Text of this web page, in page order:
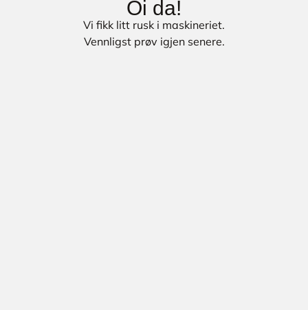
Oi da!
Vi fikk litt rusk i maskineriet.
Vennligst prøv igjen senere.